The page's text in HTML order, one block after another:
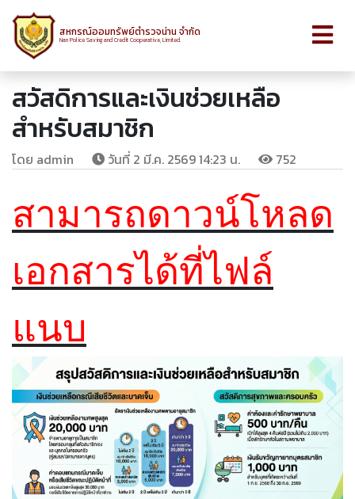
สหกรณ์ออมทรัพย์ตำรวจน่าน จำกัด
Nan Police Saving and Credit Cooperative, Limited.
สวัสดิการและเงินช่วยเหลือ
สำหรับสมาชิก
โดย admin วันที่ 2 มี.ค. 2569 14:23 น. 752
สามารถดาวน์โหลด
เอกสารได้ที่ไฟล์
แนบ